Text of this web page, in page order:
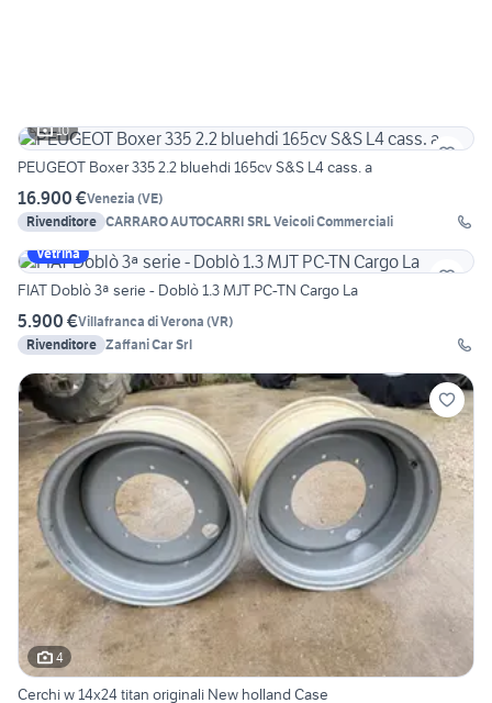
10
PEUGEOT Boxer 335 2.2 bluehdi 165cv S&S L4 cass. a
16.900 €Venezia (VE)
Rivenditore CARRARO AUTOCARRI SRL Veicoli Commerciali
Vetrina
FIAT Doblò 3ª serie - Doblò 1.3 MJT PC-TN Cargo La
5.900 €Villafranca di Verona (VR)
Rivenditore Zaffani Car Srl
4
Cerchi w 14x24 titan originali New holland Case